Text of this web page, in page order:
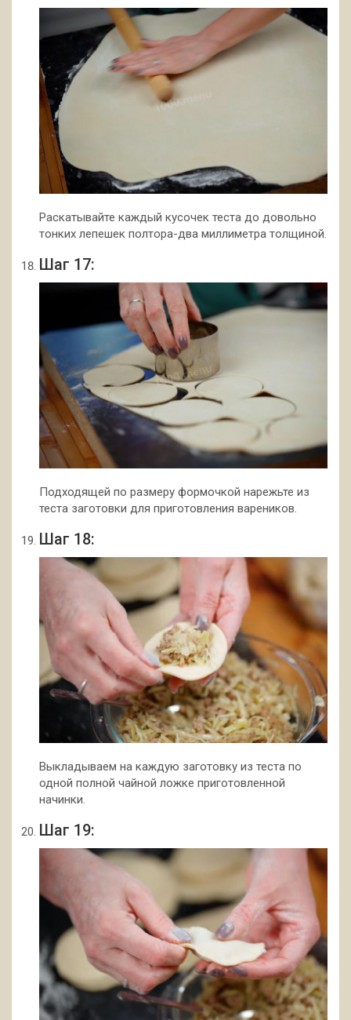
Раскатывайте каждый кусочек теста до довольно
тонких лепешек полтора-два миллиметра толщиной.
Шаг 17:
Подходящей по размеру формочкой нарежьте из
теста заготовки для приготовления вареников.
Шаг 18:
Выкладываем на каждую заготовку из теста по
одной полной чайной ложке приготовленной
начинки.
Шаг 19: